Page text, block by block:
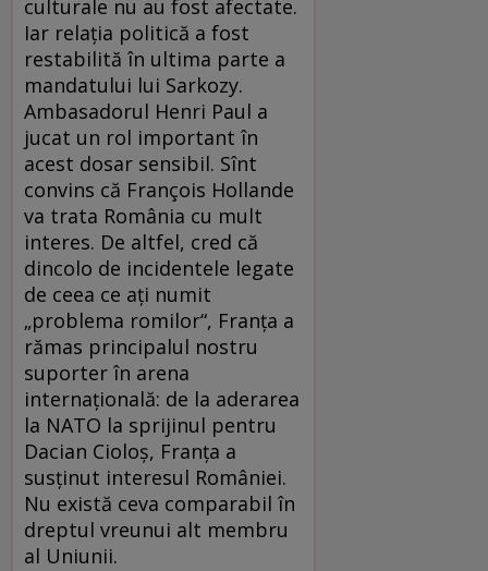
culturale nu au fost afectate.
Iar relaţia politică a fost
restabilită în ultima parte a
mandatului lui Sarkozy.
Ambasadorul Henri Paul a
jucat un rol important în
acest dosar sensibil. Sînt
convins că François Hollande
va trata România cu mult
interes. De altfel, cred că
dincolo de incidentele legate
de ceea ce aţi numit
„problema romilor“, Franţa a
rămas principalul nostru
suporter în arena
internaţională: de la aderarea
la NATO la sprijinul pentru
Dacian Cioloş, Franţa a
susţinut interesul României.
Nu există ceva comparabil în
dreptul vreunui alt membru
al Uniunii.